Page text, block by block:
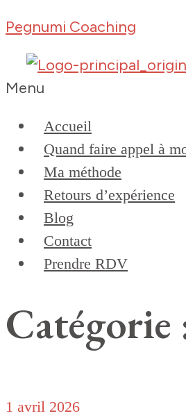
Pegnumi Coaching
Menu
Accueil
Quand faire appel à
Ma méthode
Retours d’expérience
Blog
Contact
Prendre RDV
Catégorie
1 avril 2026